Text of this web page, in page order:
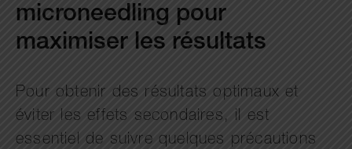
microneedling pour
maximiser les résultats
Pour obtenir des résultats optimaux et
éviter les effets secondaires, il est
essentiel de suivre quelques précautions